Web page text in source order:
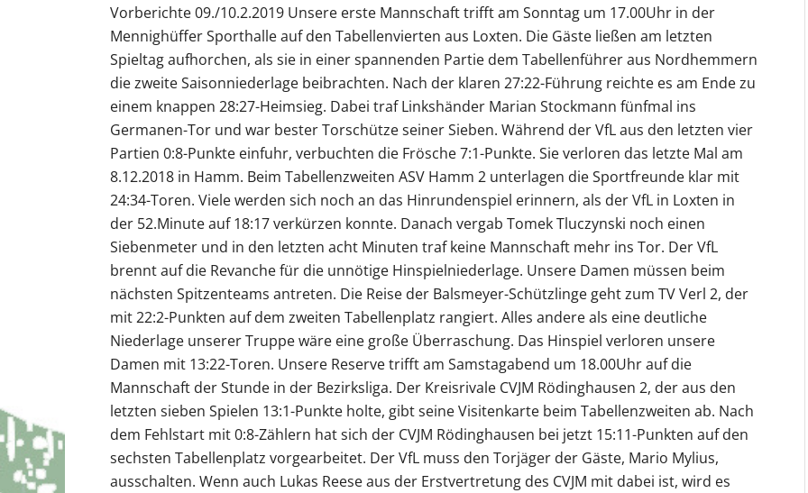
Vorberichte 09./10.2.2019 Unsere erste Mannschaft trifft am Sonntag um 17.00Uhr in der
Mennighüffer Sporthalle auf den Tabellenvierten aus Loxten. Die Gäste ließen am letzten
Spieltag aufhorchen, als sie in einer spannenden Partie dem Tabellenführer aus Nordhemmern
die zweite Saisonniederlage beibrachten. Nach der klaren 27:22-Führung reichte es am Ende zu
einem knappen 28:27-Heimsieg. Dabei traf Linkshänder Marian Stockmann fünfmal ins
Germanen-Tor und war bester Torschütze seiner Sieben. Während der VfL aus den letzten vier
Partien 0:8-Punkte einfuhr, verbuchten die Frösche 7:1-Punkte. Sie verloren das letzte Mal am
8.12.2018 in Hamm. Beim Tabellenzweiten ASV Hamm 2 unterlagen die Sportfreunde klar mit
24:34-Toren. Viele werden sich noch an das Hinrundenspiel erinnern, als der VfL in Loxten in
der 52.Minute auf 18:17 verkürzen konnte. Danach vergab Tomek Tluczynski noch einen
Siebenmeter und in den letzten acht Minuten traf keine Mannschaft mehr ins Tor. Der VfL
brennt auf die Revanche für die unnötige Hinspielniederlage. Unsere Damen müssen beim
nächsten Spitzenteams antreten. Die Reise der Balsmeyer-Schützlinge geht zum TV Verl 2, der
mit 22:2-Punkten auf dem zweiten Tabellenplatz rangiert. Alles andere als eine deutliche
Niederlage unserer Truppe wäre eine große Überraschung. Das Hinspiel verloren unsere
Damen mit 13:22-Toren. Unsere Reserve trifft am Samstagabend um 18.00Uhr auf die
Mannschaft der Stunde in der Bezirksliga. Der Kreisrivale CVJM Rödinghausen 2, der aus den
letzten sieben Spielen 13:1-Punkte holte, gibt seine Visitenkarte beim Tabellenzweiten ab. Nach
dem Fehlstart mit 0:8-Zählern hat sich der CVJM Rödinghausen bei jetzt 15:11-Punkten auf den
sechsten Tabellenplatz vorgearbeitet. Der VfL muss den Torjäger der Gäste, Mario Mylius,
ausschalten. Wenn auch Lukas Reese aus der Erstvertretung des CVJM mit dabei ist, wird es